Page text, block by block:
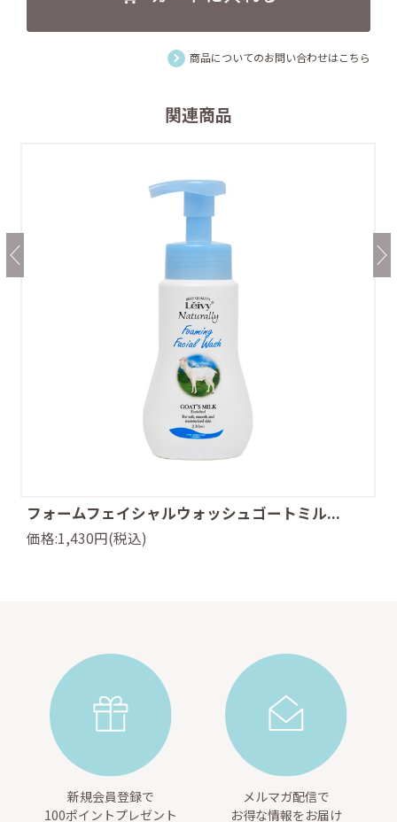
商品についてのお問い合わせはこちら
関連商品
フォームフェイシャルウォッシュゴートミル...
価格:1,430円(税込)
新規会員登録で
100ポイントプレゼント
メルマガ配信で
お得な情報をお届け